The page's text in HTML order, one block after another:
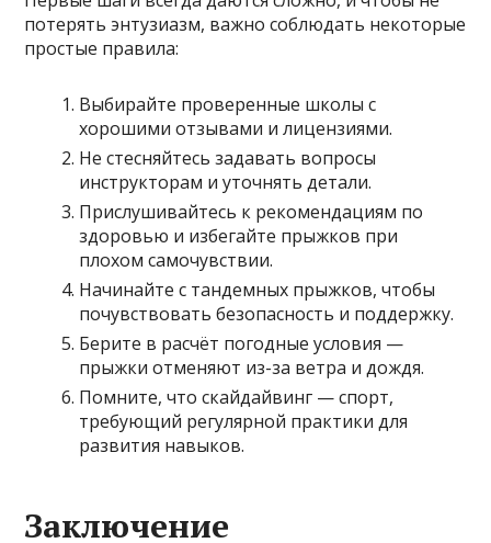
потерять энтузиазм, важно соблюдать некоторые
простые правила:
Выбирайте проверенные школы с
хорошими отзывами и лицензиями.
Не стесняйтесь задавать вопросы
инструкторам и уточнять детали.
Прислушивайтесь к рекомендациям по
здоровью и избегайте прыжков при
плохом самочувствии.
Начинайте с тандемных прыжков, чтобы
почувствовать безопасность и поддержку.
Берите в расчёт погодные условия —
прыжки отменяют из-за ветра и дождя.
Помните, что скайдайвинг — спорт,
требующий регулярной практики для
развития навыков.
Заключение